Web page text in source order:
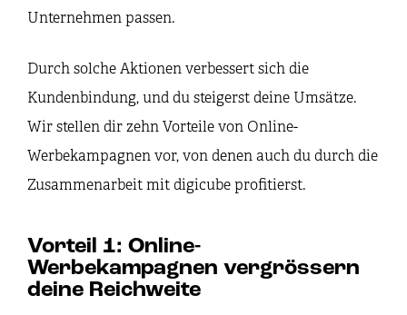
Unternehmen passen.
Durch solche Aktionen verbessert sich die
Kundenbindung, und du steigerst deine Umsätze.
Wir stellen dir zehn Vorteile von Online-
Werbekampagnen vor, von denen auch du durch die
Zusammenarbeit mit digicube profitierst.
Vorteil 1: Online-
Werbekampagnen vergrössern
deine Reichweite